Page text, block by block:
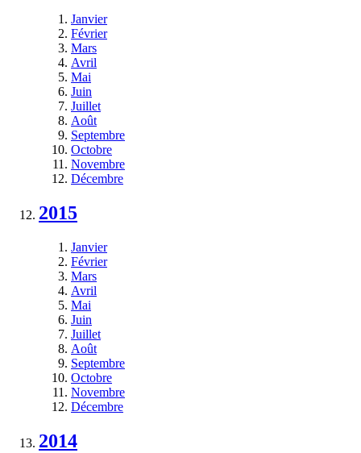
Janvier
Février
Mars
Avril
Mai
Juin
Juillet
Août
Septembre
Octobre
Novembre
Décembre
2015
Janvier
Février
Mars
Avril
Mai
Juin
Juillet
Août
Septembre
Octobre
Novembre
Décembre
2014